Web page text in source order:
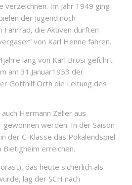
verzeichnen. Im Jahr 1949 ging
der Jugend noch
Fahrrad, die Aktiven durften
von Karl Henne fahren.
lang von Karl Brosi geführt
am 31.Januar1953 der
Gotthilf Orth die Leitung des
Hermann Zeller aus
gewonnen werden. In der Saison
der C-Klasse das Pokalendspiel
Bietigheim erreichen.
das heute sicherlich als
lag der SCH nach